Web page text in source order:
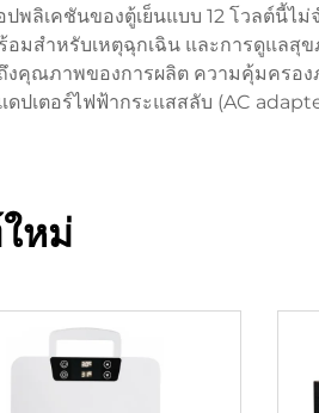
ลิเคชันของตู้เย็นแบบ 12 โวลต์นี้ไ
มสำหรับเหตุฉุกเฉิน และการดูแลสุ
คุณภาพของการผลิต ความคุ้มครอง
ปเตอร์ไฟฟ้ากระแสสลับ (AC
หม่